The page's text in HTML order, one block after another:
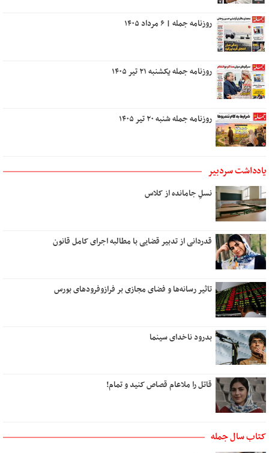
روزنامه جمله | ۶ مرداد ۱۴۰۵
روزنامه جمله یکشنبه ۲۱ تیر ۱۴۰۵
روزنامه جمله شنبه ۲۰ تیر ۱۴۰۵
یادداشت سردبیر
نسلِ جامانده از کلاس
قدردانی از تدبیر قضایی با مطالبه اجرای کامل قانون
تاثیر رسانه‌ها و فضای مجازی بر فرازوفرودهای بورس
بدرود ناخدای سینما
قاتل را ملاعام قصاص کنید و تمام!
کتاب سال جمله